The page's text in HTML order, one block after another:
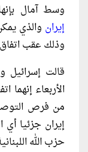
وسط آمال
إيران والذي
وذلك عقب اتفاق
قالت
الأربعاء إنهما
من فرص
إيران جزئيا أي
حزب الله